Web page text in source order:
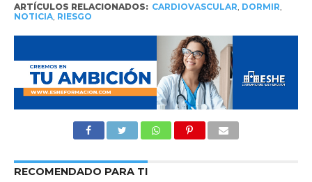
ARTÍCULOS RELACIONADOS: CARDIOVASCULAR, DORMIR,
NOTICIA, RIESGO
RECOMENDADO PARA TI